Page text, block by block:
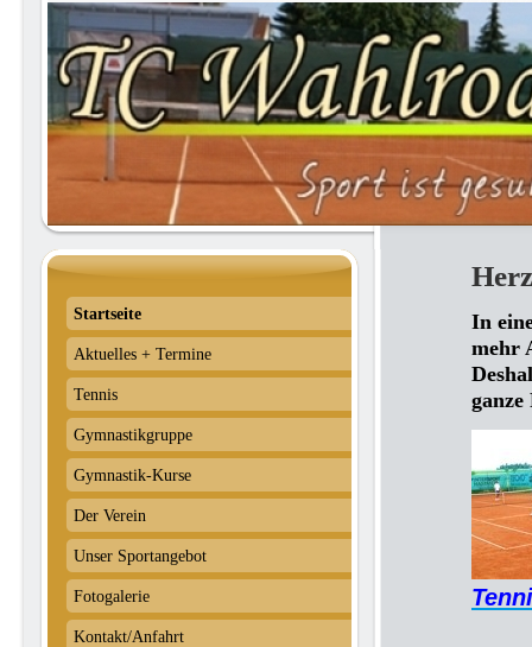
In
mehr
Startseite
Aktuelles + Termine
Tennis
Gymnastikgruppe
Gymnastik-Kurse
Der Verein
Unser Sportangebot
Fotogalerie
Kontakt/Anfahrt